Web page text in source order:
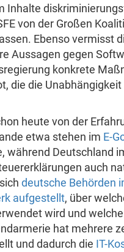
Inhalte
von der Großen
Ebenso vermisst
Aussagen gegen
konkrete
die die
heute von der
etwa stehen im E-
während Deutschland
auch
deutsche Behörden
aufgestellt, über
wird und
hat mehrere
und dadurch die IT-